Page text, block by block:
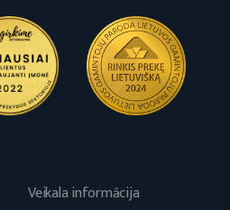
Veikala informācija